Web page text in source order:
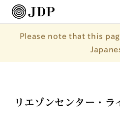
Please note that this
リエゾンセンター・ラ